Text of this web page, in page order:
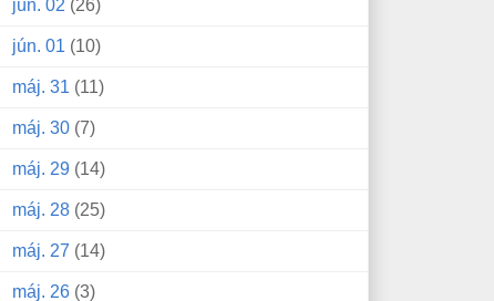
jún. 02 (26)
jún. 01 (10)
máj. 31 (11)
máj. 30 (7)
máj. 29 (14)
máj. 28 (25)
máj. 27 (14)
máj. 26 (3)